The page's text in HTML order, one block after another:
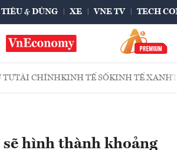
TIÊU & DÙNG XE VNE TV TECH
TƯTÀI CHÍNHKINH TẾ SỐKINH TẾ XANH
hình thành khoảng